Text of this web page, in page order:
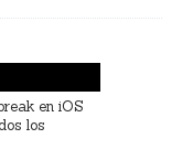
en iOS
los